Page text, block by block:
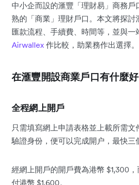
中小企而設的滙豐「理財易」商務戶
熟的「商業」理財戶口。本文將探討
匯款流程、手續費、時間等，並與一
Airwallex 作比較，助業務作出選擇。
在滙豐開設商業戶口有什麼
全程網上開戶
只需填寫網上申請表格並上載所需
驗證身份，便可以完成開户，最快三
經網上開戶的開戶費為港幣 $1,300
付港幣 $1,600。